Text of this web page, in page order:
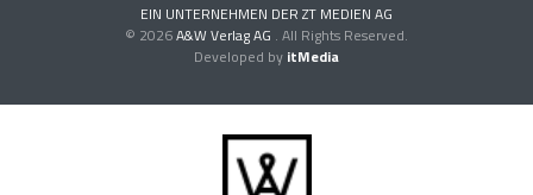
EIN UNTERNEHMEN DER ZT MEDIEN AG
© 2026A&W Verlag AG . All Rights Reserved.
Developed by itMedia